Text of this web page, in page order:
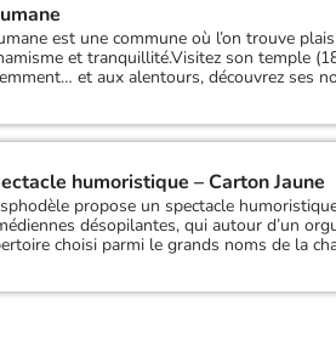
est une commune où l’on trouve
et tranquillité.Visitez son temple
et aux alentours, découvrez ses
humoristique – Carton Jaune
propose un spectacle
désopilantes, qui autour d’un
choisi parmi le grands noms de la